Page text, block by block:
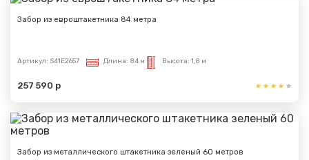
Забор из евроштакетника 84 метра
Артикул: S41E2657 Длина: 84 м Высота: 1,8 м
257 590 р
Забор из металлического штакетника зеленый 60 метров